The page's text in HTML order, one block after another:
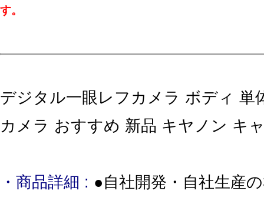
す。
デジタル一眼レフカメラ ボディ 単
カメラ おすすめ 新品 キヤノン キ
・商品詳細 : ●自社開発・自社生産